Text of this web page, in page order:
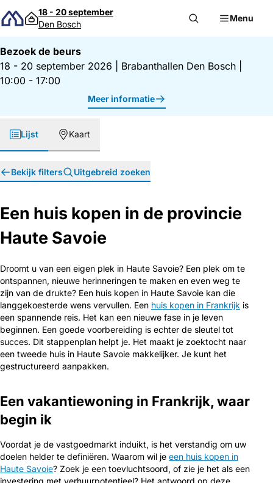
Direct naar inhoud
18 - 20 september
Den Bosch
Menu
Bezoek de beurs
18 - 20 september 2026
Brabanthallen Den Bosch
10:00 - 17:00
Meer informatie
Lijst Kaart
Bekijk filters Uitgebreid zoeken
Een huis kopen in de provincie
Haute Savoie
Droomt u van een eigen plek in Haute Savoie? Een plek om te
ontspannen, nieuwe herinneringen te maken en even weg te
zijn van de drukte? Een huis kopen in Haute Savoie kan die
langgekoesterde wens vervullen. Een huis kopen in Frankrijk is
een spannende reis. Het kan een nieuwe fase in je leven
beginnen. Een goede voorbereiding is echter de sleutel tot
succes. Dit stappenplan helpt je. Het maakt je zoektocht naar
een tweede huis in Haute Savoie makkelijker. Je kunt het
gestructureerd aanpakken.
Een vakantiewoning in Frankrijk, waar
begin ik
Voordat je de vastgoedmarkt induikt, is het verstandig om uw
doelen helder te definiëren. Waarom wil je een huis kopen in
Haute Savoie? Zoek je een toevluchtsoord, of zie je het als een
investering met verhuurpotentieel? Het antwoord op deze